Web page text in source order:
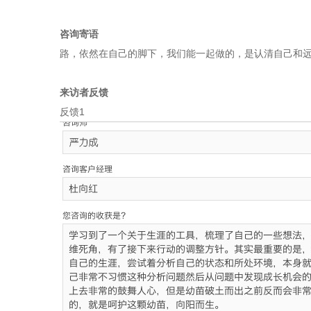
咨询寄语
路，依然在自己的脚下，我们能一起做的，是认清自己和
来访者反馈
反馈1